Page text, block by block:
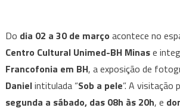
Do dia 02 a 30 de março acontece no
Centro Cultural Unimed-BH Minase
Francofonia em BH, a exposição de
Danielintitulada “Sob a pele”. A visitação
segunda a sábado, das 08h às 20h, e